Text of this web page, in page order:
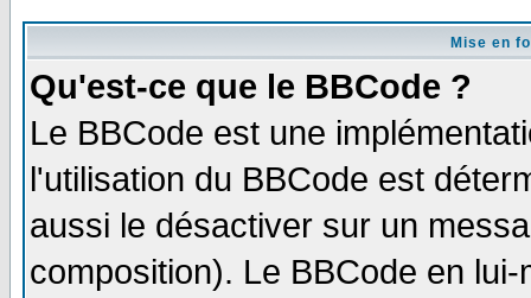
Mise en
Qu'est-ce que le BBCode ?
Le BBCode est une
l'utilisation du BBCode est
aussi le désactiver sur un
composition). Le BBCode en